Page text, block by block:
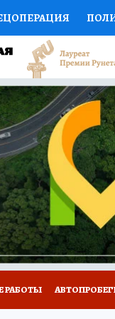
СПОРТ
НА СПОРТ
ТЕСТЫ НОВОЕ
РАБОТЫ